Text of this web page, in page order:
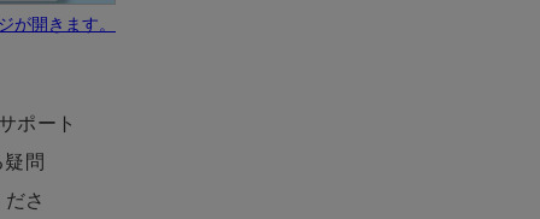
が開きます。
ポート
問
さ